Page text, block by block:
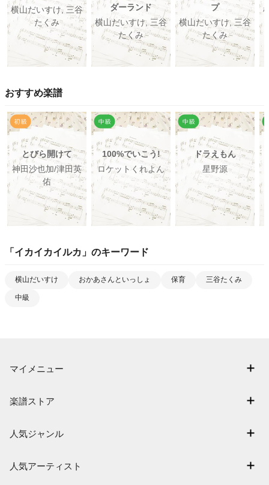
横山だいすけ, 三谷
たくみ
ダーランド
横山だいすけ, 三谷
たくみ
プ
横山だいすけ, 三谷
たくみ
おすすめ楽譜
とびら開けて
神田沙也加/津田英
佑
100%でいこう!
ロケットくれよん
ドラえもん
星野源
「 イカイカイルカ 」のキーワード
横山だいすけ おかあさんといっしょ 保育 三谷たくみ
中級
マイメニュー
退会はこちら
楽譜ストア
難易度別に探す
人気ジャンル
人気アーティスト